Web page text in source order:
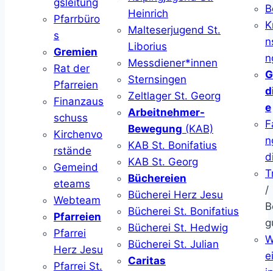
gsleitung
Pfarrbüro
s
Gremien
Rat der
Pfarreien
Finanzaus
schuss
Kirchenvo
rstände
Gemeind
eteams
Webteam
Pfarreien
Pfarrei
Herz Jesu
Pfarrei St.
Heinrich
Malteserjugend St.
Liborius
Messdiener*innen
Sternsingen
Zeltlager St. Georg
Arbeitnehmer-
Bewegung (KAB)
KAB St. Bonifatius
KAB St. Georg
Büchereien
Bücherei Herz Jesu
Bücherei St. Bonifatius
Bücherei St. Hedwig
Bücherei St. Julian
Caritas
e
/